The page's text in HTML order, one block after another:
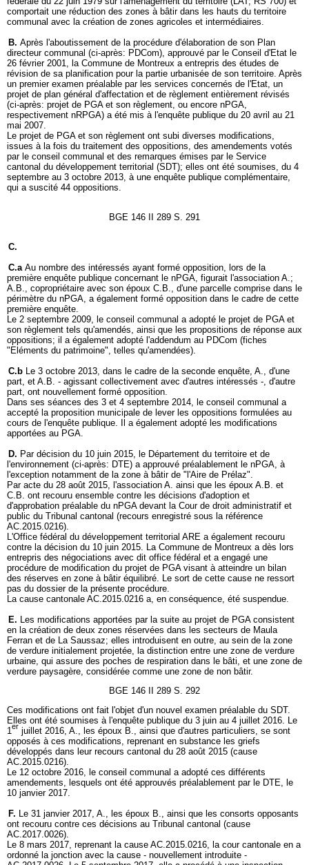
comportait une réduction des zones à bâtir dans les hauts du territoire
communal avec la création de zones agricoles et intermédiaires.
B. Après l'aboutissement de la procédure d'élaboration de son Plan
directeur communal (ci-après: PDCom), approuvé par le Conseil d'Etat le
26 février 2001, la Commune de Montreux a entrepris des études de
révision de sa planification pour la partie urbanisée de son territoire. Après
un premier examen préalable par les services concernés de l'Etat, un
projet de plan général d'affectation et de règlement entièrement révisés
(ci-après: projet de PGA et son règlement, ou encore nPGA,
respectivement nRPGA) a été mis à l'enquête publique du 20 avril au 21
mai 2007.
Le projet de PGA et son règlement ont subi diverses modifications,
issues à la fois du traitement des oppositions, des amendements votés
par le conseil communal et des remarques émises par le Service
cantonal du développement territorial (SDT); elles ont été soumises, du 4
septembre au 3 octobre 2013, à une enquête publique complémentaire,
qui a suscité 44 oppositions.
BGE 146 II 289 S. 291
C.
C.a Au nombre des intéressés ayant formé opposition, lors de la
première enquête publique concernant le nPGA, figurait l'association A.;
A.B., copropriétaire avec son époux C.B., d'une parcelle comprise dans le
périmètre du nPGA, a également formé opposition dans le cadre de cette
première enquête.
Le 2 septembre 2009, le conseil communal a adopté le projet de PGA et
son règlement tels qu'amendés, ainsi que les propositions de réponse aux
oppositions; il a également adopté l'addendum au PDCom (fiches
"Eléments du patrimoine", telles qu'amendées).
C.b Le 3 octobre 2013, dans le cadre de la seconde enquête, A., d'une
part, et A.B. - agissant collectivement avec d'autres intéressés -, d'autre
part, ont nouvellement formé opposition.
Dans ses séances des 3 et 4 septembre 2014, le conseil communal a
accepté la proposition municipale de lever les oppositions formulées au
cours de l'enquête publique. Il a également adopté les modifications
apportées au PGA.
D. Par décision du 10 juin 2015, le Département du territoire et de
l'environnement (ci-après: DTE) a approuvé préalablement le nPGA, à
l'exception notamment de la zone à bâtir de "l'Aire de Prélaz".
Par acte du 28 août 2015, l'association A. ainsi que les époux A.B. et
C.B. ont recouru ensemble contre les décisions d'adoption et
d'approbation préalable du nPGA devant la Cour de droit administratif et
public du Tribunal cantonal (recours enregistré sous la référence
AC.2015.0216).
L'Office fédéral du développement territorial ARE a également recouru
contre la décision du 10 juin 2015. La Commune de Montreux a dès lors
entrepris des négociations avec dit office fédéral et a engagé une
procédure de modification du projet de PGA visant à atteindre un bilan
des réserves en zone à bâtir équilibré. Le sort de cette cause ne ressort
pas du dossier de la présente procédure.
La cause cantonale AC.2015.0216 a, en conséquence, été suspendue.
E. Les modifications apportées par la suite au projet de PGA consistent
en la création de deux zones réservées dans les secteurs de Maula
Ferran et de La Saussaz; elles introduisent en outre, au sein de la zone
de verdure initialement projetée, la distinction entre une zone de verdure
urbaine, qui assure des poches de respiration dans le bâti, et une zone de
verdure paysagère, considérée comme une zone de non bâtir.
BGE 146 II 289 S. 292
Ces modifications ont fait l'objet d'un nouvel examen préalable du SDT.
Elles ont été soumises à l'enquête publique du 3 juin au 4 juillet 2016. Le
1er juillet 2016, A., les époux B., ainsi que d'autres particuliers, se sont
opposés à ces modifications, reprenant en substance les griefs
développés dans leur recours cantonal du 28 août 2015 (cause
AC.2015.0216).
Le 12 octobre 2016, le conseil communal a adopté ces différents
amendements, lesquels ont été approuvés préalablement par le DTE, le
10 janvier 2017.
F. Le 31 janvier 2017, A., les époux B., ainsi que les consorts opposants
ont recouru contre ces décisions au Tribunal cantonal (cause
AC.2017.0026).
Le 8 mars 2017, reprenant la cause AC.2015.0216, la cour cantonale en a
ordonné la jonction avec la cause - nouvellement introduite -